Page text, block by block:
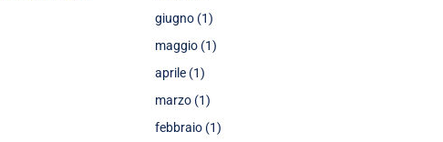
giugno (1)
maggio (1)
aprile (1)
marzo (1)
febbraio (1)